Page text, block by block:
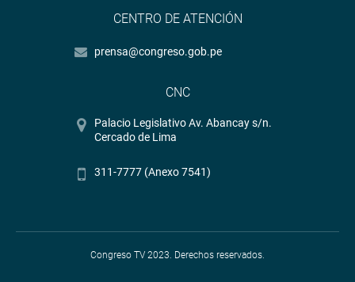
CENTRO DE ATENCIÓN
prensa@congreso.gob.pe
CNC
Palacio Legislativo Av. Abancay s/n.
Cercado de Lima
311-7777 (Anexo 7541)
Congreso TV 2023. Derechos reservados.